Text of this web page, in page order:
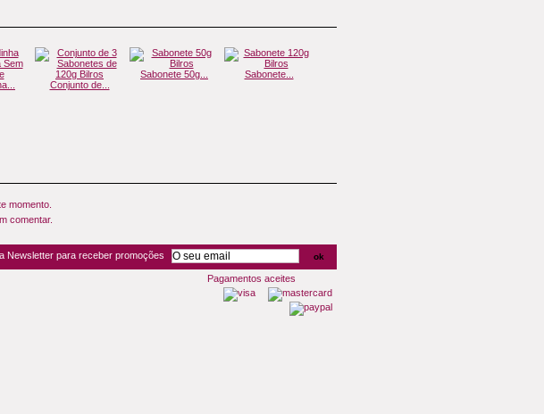
Conjunto de...
Sabonete 50g... Sabonete...
momento.
comentar.
Newsletter para receber promoções
Pagamentos aceites